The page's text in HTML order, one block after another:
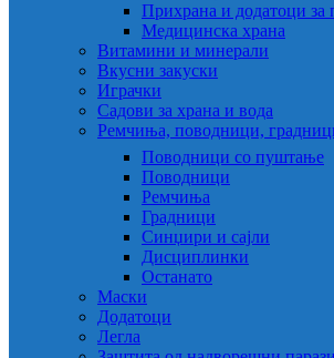
Прихрана и додатоци за
Медицинска храна
Витамини и минерали
Вкусни закуски
Играчки
Садови за храна и вода
Ремчиња, поводници,
Поводници со пуштање
Поводници
Ремчиња
Градници
Синџири и сајли
Дисциплинки
Останато
Маски
Додатоци
Легла